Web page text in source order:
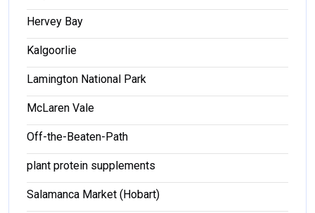
Hervey Bay
Kalgoorlie
Lamington National Park
McLaren Vale
Off-the-Beaten-Path
plant protein supplements
Salamanca Market (Hobart)